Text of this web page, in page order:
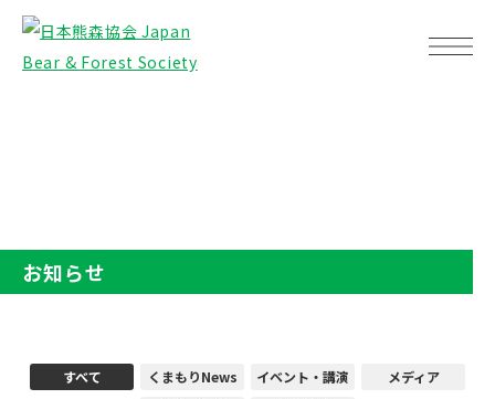
お知らせ
すべて くまもりNews イベント・講演
メディア